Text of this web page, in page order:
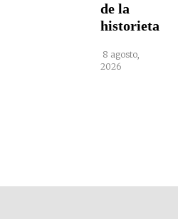
de la
historieta
8 agosto,
2026